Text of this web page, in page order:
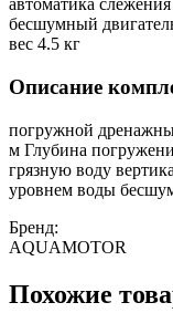
автоматика
бесшумный
вес 4.5 кг
Описание
погружной
м Глубина
грязную воду
уровнем воды
Бренд:
AQUAMOTOR
Похожие